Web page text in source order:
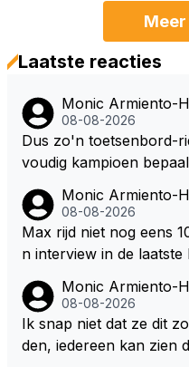
Laatste reacties
Monic Armiento-
08-08-2026
Dus zo'n toetsenbord-
voudig kampioen
e reglementen wel
Monic Armiento-
08-08-2026
Max rijd niet nog eens
n interview in de laatste
10, 20 jaar ziet staan,
en professioneel team
winningen en
Monic Armiento-
08-08-2026
Ik snap niet dat ze dit
den, iedereen kan zien